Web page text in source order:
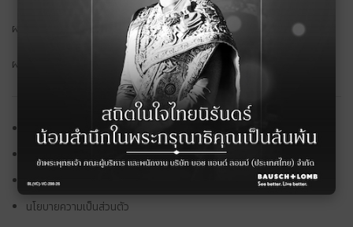
ผลิตภัณฑ์ตามคุณสมบัติ
ผลิตภัณฑ์ตามระยะเวลาการใช้งาน
ค้นหาร้านค้า
ติดต่อเรา
ทำไมต้อง บอช แอนด์ ลอมบ์
นโยบายความเป็นส่วนตัว